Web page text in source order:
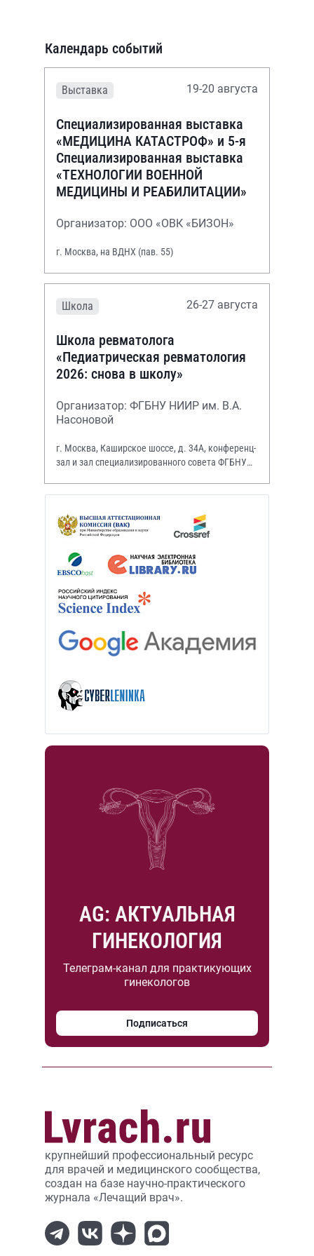
Календарь событий
Выставка 19-20 августа
Специализированная выставка
«МЕДИЦИНА КАТАСТРОФ» и 5-я
Специализированная выставка
«ТЕХНОЛОГИИ ВОЕННОЙ
МЕДИЦИНЫ И РЕАБИЛИТАЦИИ»
Организатор: ООО «ОВК «БИЗОН»
г. Москва, на ВДНХ (пав. 55)
Школа 26-27 августа
Школа ревматолога
«Педиатрическая ревматология
2026: снова в школу»
Организатор: ФГБНУ НИИР им. В.А.
Насоновой
г. Москва, Каширское шоссе, д. 34А, конференц-
зал и зал специализированного совета ФГБНУ
AG: АКТУАЛЬНАЯ
ГИНЕКОЛОГИЯ
Телеграм-канал для практикующих
гинекологов
Подписаться
крупнейший профессиональный ресурс
для врачей и медицинского сообщества,
создан на базе научно-практического
журнала «Лечащий врач».